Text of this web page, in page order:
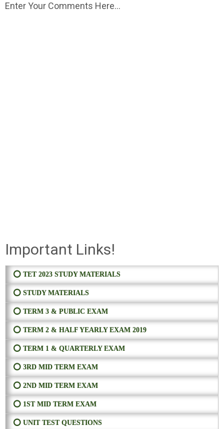
Enter Your Comments Here...
Important Links!
⭕ TET 2023 STUDY MATERIALS
⭕ STUDY MATERIALS
⭕ TERM 3 & PUBLIC EXAM
⭕ TERM 2 & HALF YEARLY EXAM 2019
⭕ TERM 1 & QUARTERLY EXAM
⭕ 3RD MID TERM EXAM
⭕ 2ND MID TERM EXAM
⭕ 1ST MID TERM EXAM
⭕ UNIT TEST QUESTIONS